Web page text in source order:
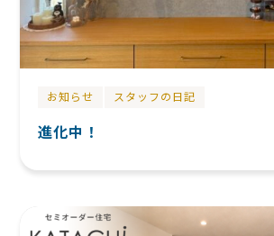
お知らせ スタッフの日記
進化中！